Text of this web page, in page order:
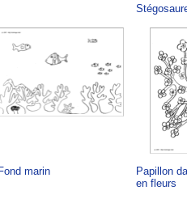
Fond marin
Papillon
en fleurs